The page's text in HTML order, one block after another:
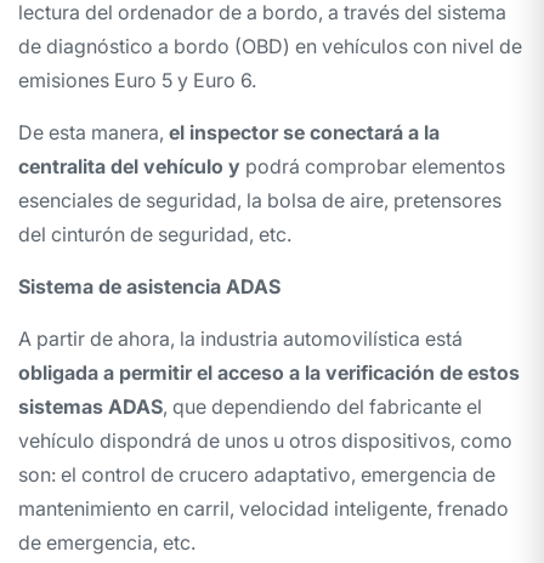
lectura del ordenador de a bordo, a través del sistema
de diagnóstico a bordo (OBD) en vehículos con nivel de
emisiones Euro 5 y Euro 6.
De esta manera, el inspector se conectará a la
centralita del vehículo y podrá comprobar elementos
esenciales de seguridad, la bolsa de aire, pretensores
del cinturón de seguridad, etc.
Sistema de asistencia ADAS
A partir de ahora, la industria automovilística está
obligada a permitir el acceso a la verificación de estos
sistemas ADAS, que dependiendo del fabricante el
vehículo dispondrá de unos u otros dispositivos, como
son: el control de crucero adaptativo, emergencia de
mantenimiento en carril, velocidad inteligente, frenado
de emergencia, etc.